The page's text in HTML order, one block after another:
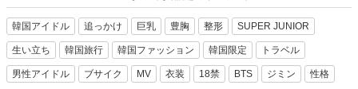
韓国アイドル 追っかけ 巨乳 豊胸 整形 SUPER JUNIOR
生い立ち 韓国旅行 韓国ファッション 韓国限定 トラベル
男性アイドル ブサイク MV 衣装 18禁 BTS ジミン 性格